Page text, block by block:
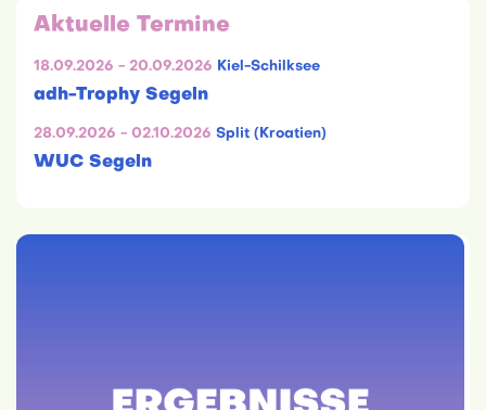
Aktuelle Termine
18.09.2026 - 20.09.2026 Kiel-Schilksee
adh-Trophy Segeln
28.09.2026 - 02.10.2026 Split (Kroatien)
WUC Segeln